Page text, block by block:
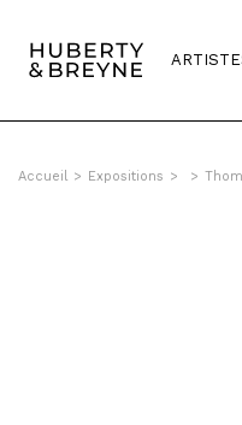
Accueil > Expositions > >